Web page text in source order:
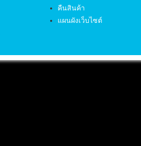
คืนสินค้า
แผนผังเว็บไซต์